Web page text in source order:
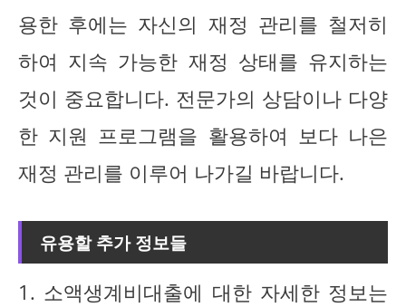
용한 후에는 자신의 재정 관리를 철저히
하여 지속 가능한 재정 상태를 유지하는
것이 중요합니다. 전문가의 상담이나 다양
한 지원 프로그램을 활용하여 보다 나은
재정 관리를 이루어 나가길 바랍니다.
유용할 추가 정보들
1. 소액생계비대출에 대한 자세한 정보는